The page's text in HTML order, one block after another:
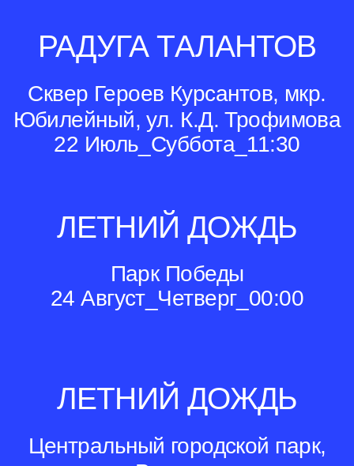
РАДУГА ТАЛАНТОВ
Сквер Героев Курсантов, мкр.
Юбилейный, ул. К.Д. Трофимова
22 Июль_Суббота_11:30
ЛЕТНИЙ ДОЖДЬ
Парк Победы
24 Август_Четверг_00:00
ЛЕТНИЙ ДОЖДЬ
Центральный городской парк,